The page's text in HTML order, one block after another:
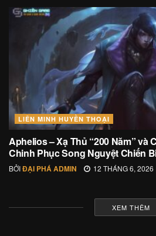
LIÊN MINH HUYỀN THOẠI
Aphelios – Xạ Thủ “200 Năm” và
Chinh Phục Song Nguyệt Chiến
BỞIĐẠI PHÁ ADMIN 12 THÁNG 6, 2026
XEM THÊM